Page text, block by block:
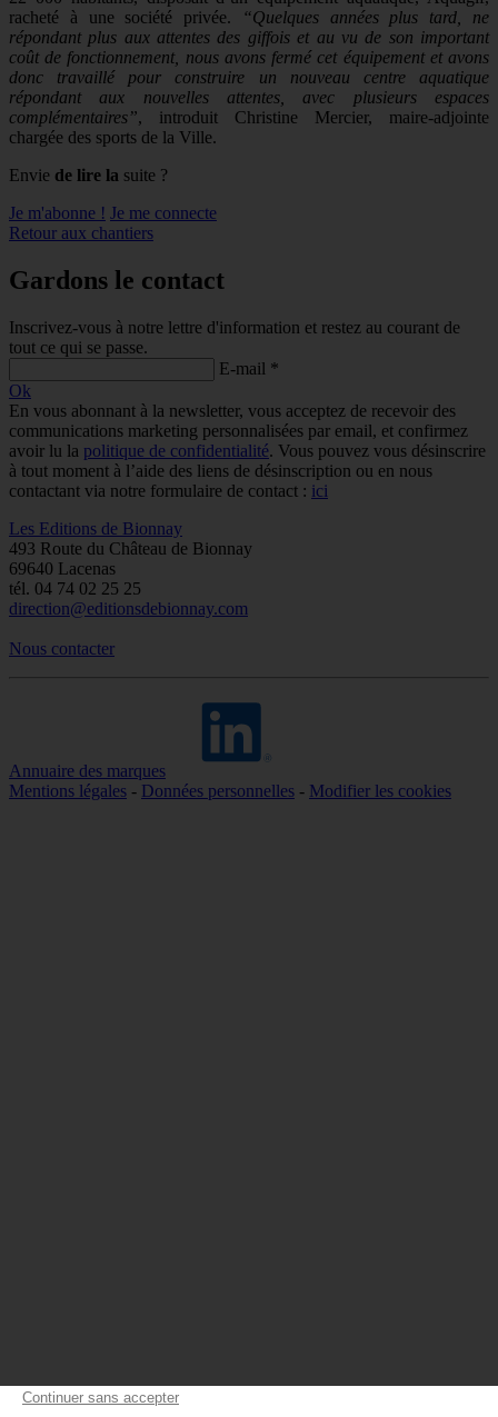
racheté à une société privée.
“Quelques années plus tard, ne
répondant plus aux attentes des giffois et au vu de son important
coût de fonctionnement, nous avons fermé cet équipement et avons
donc travaillé pour construire un nouveau centre aquatique
répondant aux nouvelles attentes, avec plusieurs espaces
complémentaires”, introduit Christine Mercier, maire-adjointe
chargée des sports de la Ville.
Envie de lire la suite ?
Je m'abonne ! Je me connecte
Retour aux chantiers
Gardons le contact
Inscrivez-vous à notre lettre d'information et restez au courant de
tout ce qui se passe.
E-mail *
Ok
En vous abonnant à la newsletter, vous acceptez de recevoir des
communications marketing personnalisées par email, et confirmez
avoir lu la politique de confidentialité. Vous pouvez vous désinscrire
à tout moment à l’aide des liens de désinscription ou en nous
contactant via notre formulaire de contact : ici
Les Editions de Bionnay
493 Route du Château de Bionnay
69640 Lacenas
tél. 04 74 02 25 25
direction@editionsdebionnay.com
Nous contacter
Annuaire des marques
Mentions légales - Données personnelles - Modifier les cookies